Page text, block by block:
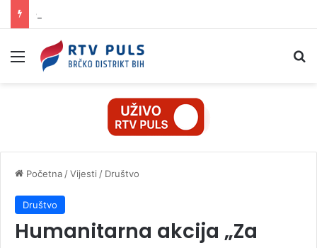
Izbornik
Početna /Vijesti / Društvo
Društvo
Humanitarna akcija „Za